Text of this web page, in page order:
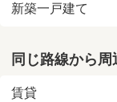
新築一戸建て
同じ路線から
賃貸